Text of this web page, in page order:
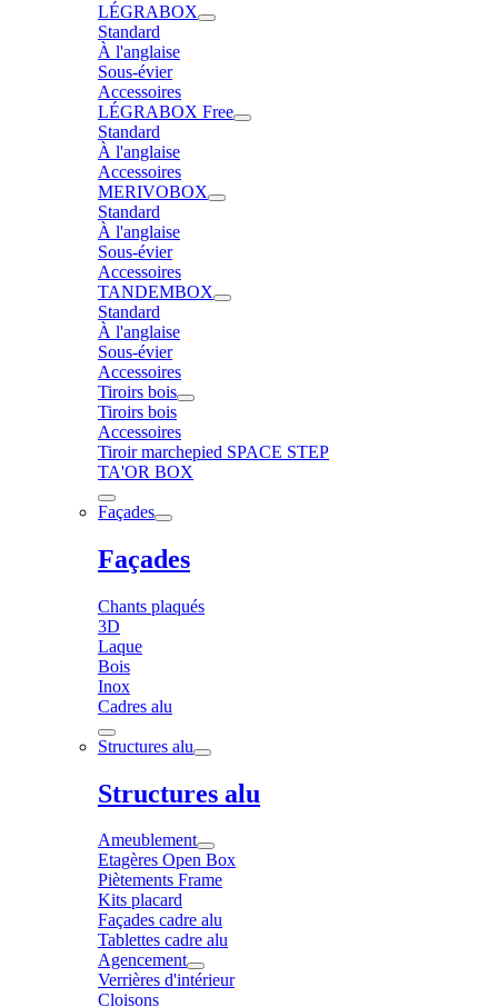
LÉGRABOX
Standard
À l'anglaise
Sous-évier
Accessoires
LÉGRABOX Free
Standard
À l'anglaise
Accessoires
MERIVOBOX
Standard
À l'anglaise
Sous-évier
Accessoires
TANDEMBOX
Standard
À l'anglaise
Sous-évier
Accessoires
Tiroirs bois
Tiroirs bois
Accessoires
Tiroir marchepied SPACE STEP
TA'OR BOX
Façades
Façades
Chants plaqués
3D
Laque
Bois
Inox
Cadres alu
Structures alu
Structures alu
Ameublement
Etagères Open Box
Piètements Frame
Kits placard
Façades cadre alu
Tablettes cadre alu
Agencement
Verrières d'intérieur
Cloisons